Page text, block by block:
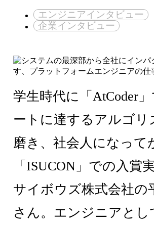
エンジニアインタビュー
企業インタビュー
学生時代に「AtCoder
ートに達するアルゴリ
磨き、社会人になって
「ISUCON」での入賞
サイボウズ株式会社の
さん。エンジニアとし